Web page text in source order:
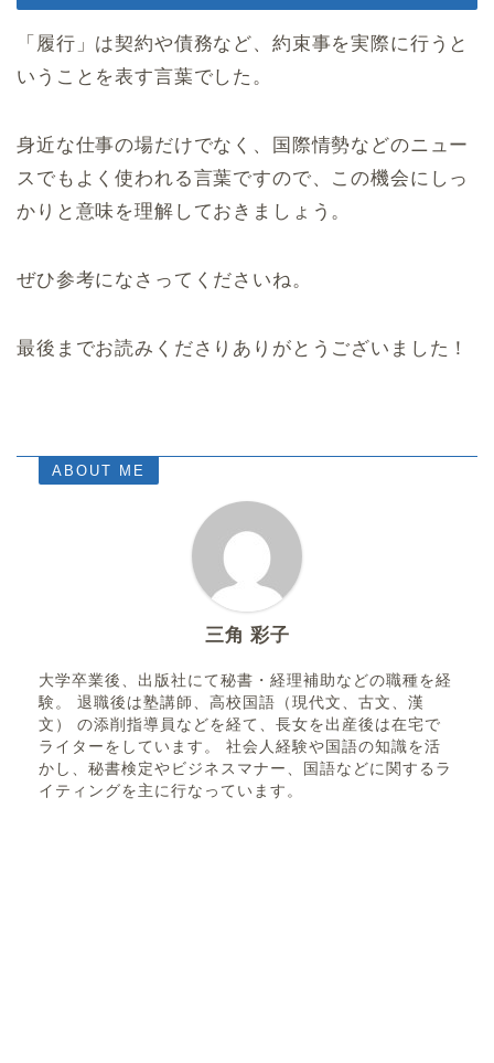
「履行」は契約や債務など、約束事を実際に行うと
いうことを表す言葉でした。
身近な仕事の場だけでなく、国際情勢などのニュー
スでもよく使われる言葉ですので、この機会にしっ
かりと意味を理解しておきましょう。
ぜひ参考になさってくださいね。
最後までお読みくださりありがとうございました！
ABOUT ME
三角 彩子
大学卒業後、出版社にて秘書・経理補助などの職種を経
験。 退職後は塾講師、高校国語（現代文、古文、漢
文） の添削指導員などを経て、長女を出産後は在宅で
ライターをしています。 社会人経験や国語の知識を活
かし、秘書検定やビジネスマナー、国語などに関するラ
イティングを主に行なっています。